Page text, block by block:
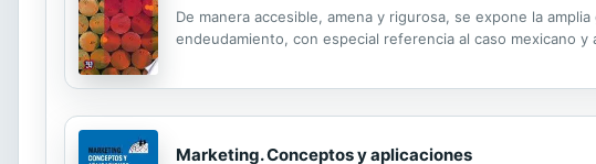
De manera accesible, amena y rigurosa, se expone la
endeudamiento, con especial referencia al caso mexicano y
Marketing. Conceptos y aplicaciones